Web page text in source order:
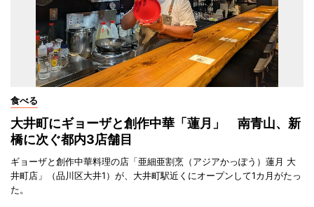
食べる
大井町にギョーザと創作中華「蓮月」 南青山、新
橋に次ぐ都内3店舗目
ギョーザと創作中華料理の店「亜細亜割烹（アジアかっぽう）蓮月 大
井町店」（品川区大井1）が、大井町駅近くにオープンして1カ月がたっ
た。